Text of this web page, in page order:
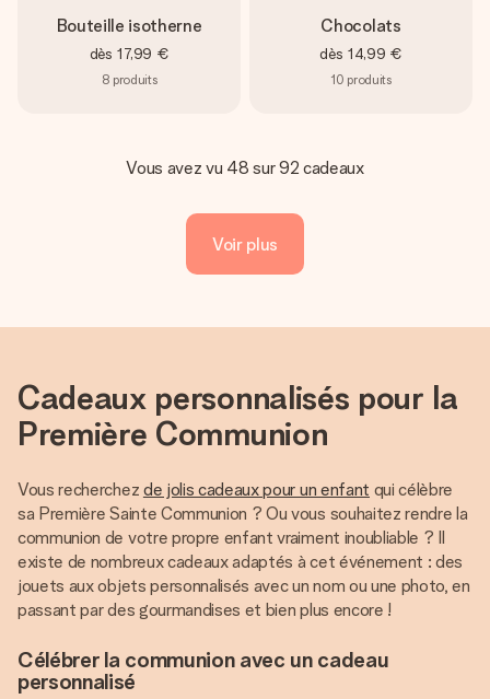
Bouteille isotherne
dès 17,99 €
8 produits
Chocolats
dès 14,99 €
10 produits
Vous avez vu 48 sur 92 cadeaux
Voir plus
Cadeaux personnalisés pour la
Première Communion
Vous recherchez de jolis cadeaux pour un enfant qui célèbre
sa Première Sainte Communion ? Ou vous souhaitez rendre la
communion de votre propre enfant vraiment inoubliable ? Il
existe de nombreux cadeaux adaptés à cet événement : des
jouets aux objets personnalisés avec un nom ou une photo, en
passant par des gourmandises et bien plus encore !
Célébrer la communion avec un cadeau
personnalisé